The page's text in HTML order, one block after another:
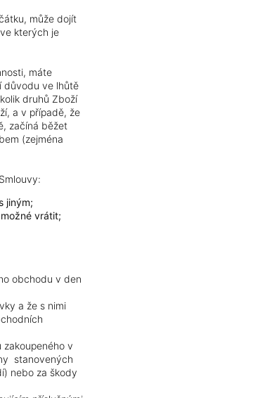
může dojít
kterých je
máte
důvodu ve lhůtě
druhů Zboží
a v případě, že
začíná běžet
(zejména
jiným;
vrátit;
obchodu v den
a že s nimi
v
stanovených
nebo za škody